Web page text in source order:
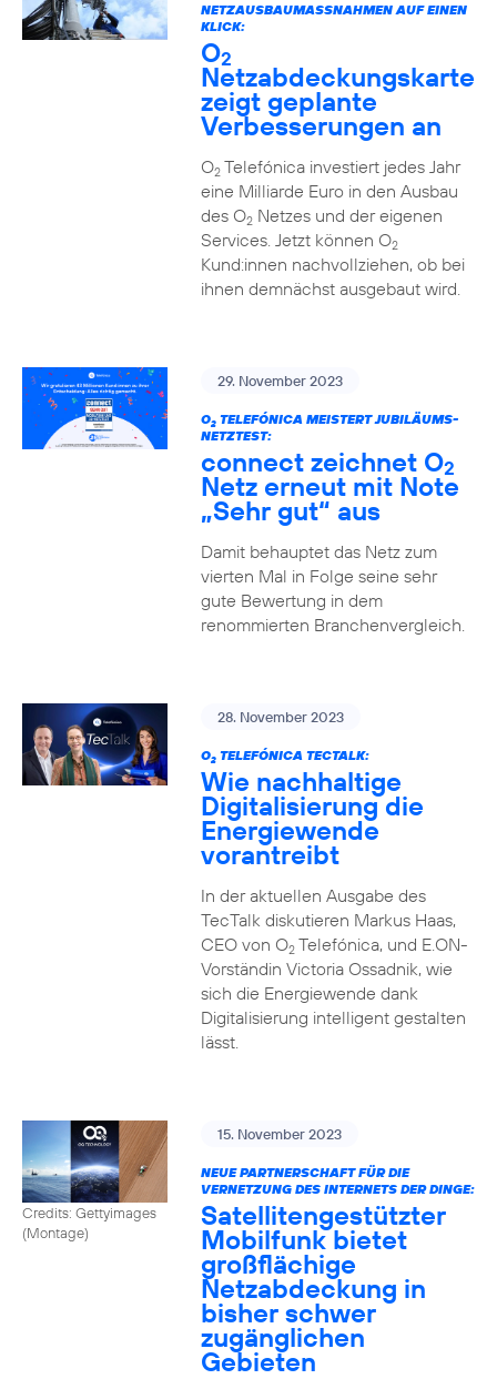
NETZAUSBAUMASSNAHMEN AUF EINEN K
LICK:
O2
Netzabdeckungskarte
zeigt geplante
Verbesserungen an
O2Telefónica investiert jedes Jahr
eine Milliarde Euro in den Ausbau
des O2Netzes und der eigenen
Services. Jetzt können O2
Kund:innen nachvollziehen, ob bei
ihnen demnächst ausgebaut wird.
29. November 2023
O2TELEFÓNICA MEISTERT JUBILÄUMS-
NETZTEST:
connect zeichnet O2
Netz erneut mit Note
„Sehr gut“ aus
Damit behauptet das Netz zum
vierten Mal in Folge seine sehr
gute Bewertung in dem
renommierten Branchenvergleich.
28. November 2023
O2TELEFÓNICA TECTALK:
Wie nachhaltige
Digitalisierung die
Energiewende
vorantreibt
In der aktuellen Ausgabe des
TecTalk diskutieren Markus Haas,
CEO von O2Telefónica, und E.ON-
Vorständin Victoria Ossadnik, wie
sich die Energiewende dank
Digitalisierung intelligent gestalten
lässt.
Credits: Gettyimages
(Montage)
15. November 2023
NEUE PARTNERSCHAFT FÜR DIE
VERNETZUNG DES INTERNETS DER DINGE:
Satellitengestützter
Mobilfunk bietet
großflächige
Netzabdeckung in
bisher schwer
zugänglichen
Gebieten